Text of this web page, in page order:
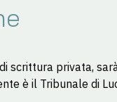
privata,
è il Tribunale di